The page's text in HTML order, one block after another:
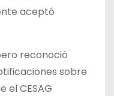
aceptó
reconoció
sobre
el CESAG